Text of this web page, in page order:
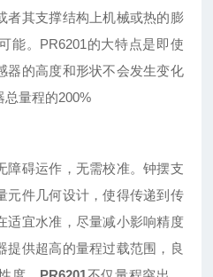
者其支撑结构上机械或热的膨
能。PR6201的大特点是即使
器的高度和形状不会发生变化
总量程的200%
障碍运作，无需校准。钟摆支
元件几何设计，使得传递到传
适宜水准，尽量减小影响精度
提供超高的量程过载范围，良